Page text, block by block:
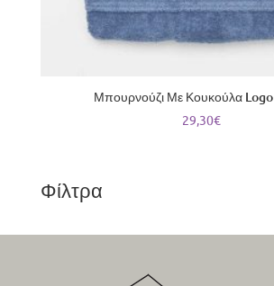
Μπουρνούζι Με Κουκούλα
29,30€
Φίλτρα